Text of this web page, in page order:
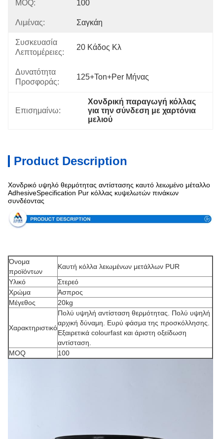
MOQ: 100
Λιμένας: Σαγκάη
Συσκευασία
Λεπτομέρειες:
20 Κάδος Κλ
Δυνατότητα
Προσφοράς:
125+Ton+per Μήνας
Επισημαίνω:
Χονδρική παραγωγή κόλλας
για την σύνδεση με χαρτόνια
μελιού
Product Description
Χονδρικό υψηλό θερμότητας αντίστασης καυτό λειωμένο μέταλλο
AdhesiveSpecification Pur κόλλας κυψελωτών πινάκων
συνδέοντας
Όνομα
προϊόντων
Καυτή κόλλα λειωμένων μετάλλων PUR
Υλικό
Στερεό
Χρώμα
Άσπρος
Μέγεθος
20kg
Χαρακτηριστικό
Πολύ υψηλή αντίσταση θερμότητας. Πολύ υψηλή
αρχική δύναμη. Ευρύ φάσμα της προσκόλλησης.
Εξαιρετικά colourfast και άριστη οξείδωση
αντίσταση.
MOQ
100